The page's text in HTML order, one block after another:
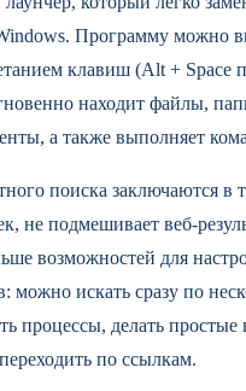
Программу можно
клавиш (Alt + Space
находит файлы,
а также выполняет
поиска заключаются в
не подмешивает веб-
возможностей для
можно искать сразу по
процессы, делать
по ссылкам.